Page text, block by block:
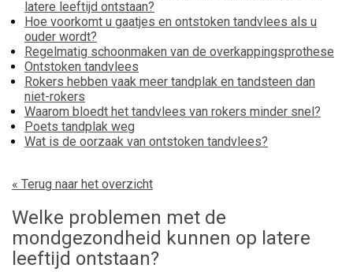
latere leeftijd ontstaan?
Hoe voorkomt u gaatjes en ontstoken tandvlees als u
ouder wordt?
Regelmatig schoonmaken van de overkappingsprothese
Ontstoken tandvlees
Rokers hebben vaak meer tandplak en tandsteen dan
niet-rokers
Waarom bloedt het tandvlees van rokers minder snel?
Poets tandplak weg
Wat is de oorzaak van ontstoken tandvlees?
« Terug naar het overzicht
Welke problemen met de
mondgezondheid kunnen op latere
leeftijd ontstaan?